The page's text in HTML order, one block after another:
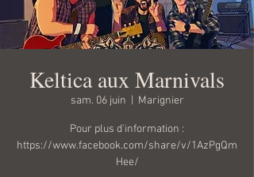
Keltica aux Marnivals
sam. 06 juin Marignier
Pour plus d'information :
https://www.facebook.com/share/v/1AzPgQm
Hee/